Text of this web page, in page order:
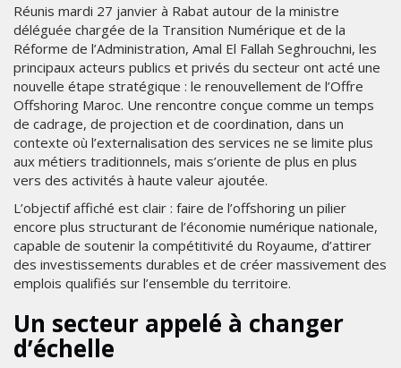
Réunis mardi 27 janvier à Rabat autour de la ministre
déléguée chargée de la Transition Numérique et de la
Réforme de l’Administration, Amal El Fallah Seghrouchni, les
principaux acteurs publics et privés du secteur ont acté une
nouvelle étape stratégique : le renouvellement de l’Offre
Offshoring Maroc. Une rencontre conçue comme un temps
de cadrage, de projection et de coordination, dans un
contexte où l’externalisation des services ne se limite plus
aux métiers traditionnels, mais s’oriente de plus en plus
vers des activités à haute valeur ajoutée.
L’objectif affiché est clair : faire de l’offshoring un pilier
encore plus structurant de l’économie numérique nationale,
capable de soutenir la compétitivité du Royaume, d’attirer
des investissements durables et de créer massivement des
emplois qualifiés sur l’ensemble du territoire.
Un secteur appelé à changer
d’échelle